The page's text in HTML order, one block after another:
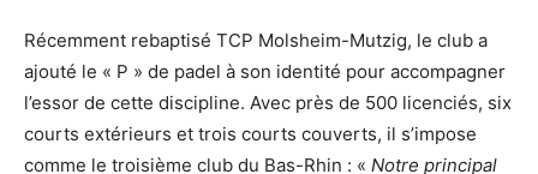
Récemment rebaptisé TCP Molsheim-Mutzig, le club a
ajouté le « P » de padel à son identité pour accompagner
l’essor de cette discipline. Avec près de 500 licenciés, six
courts extérieurs et trois courts couverts, il s’impose
comme le troisième club du Bas-Rhin : « Notre principal